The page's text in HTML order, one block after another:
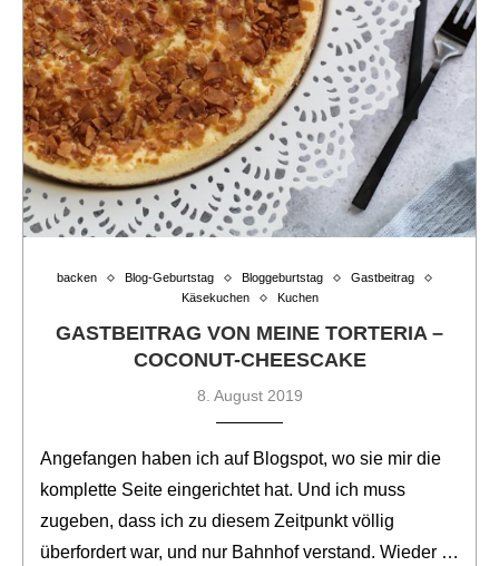
backen Blog-Geburtstag Bloggeburtstag
Gastbeitrag
Käsekuchen
Kuchen
GASTBEITRAG VON MEINE TORTERIA –
COCONUT-CHEESCAKE
8. August 2019
Angefangen haben ich auf Blogspot, wo sie mir die
komplette Seite eingerichtet hat. Und ich muss
zugeben, dass ich zu diesem Zeitpunkt völlig
überfordert war, und nur Bahnhof verstand. Wieder …